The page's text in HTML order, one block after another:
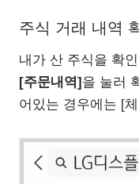
주식 거래 내역
내가 산 주식을 확
[주문내역] 을 눌러
어있는 경우에는 [